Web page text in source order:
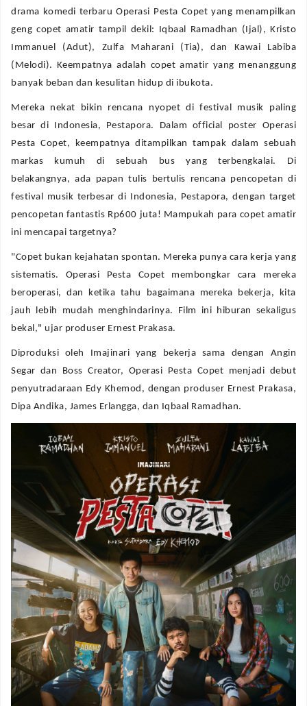
drama komedi terbaru Operasi Pesta Copet yang menampilkan
geng copet amatir tampil dekil: Iqbaal Ramadhan (Ijal), Kristo
Immanuel (Adut), Zulfa Maharani (Tia), dan Kawai Labiba
(Melodi). Keempatnya adalah copet amatir yang menanggung
banyak beban dan kesulitan hidup di ibukota.
Mereka nekat bikin rencana nyopet di festival musik paling
besar di Indonesia, Pestapora. Dalam official poster Operasi
Pesta Copet, keempatnya ditampilkan tampak dalam sebuah
markas kumuh di sebuah bus yang terbengkalai. Di
belakangnya, ada papan tulis bertulis rencana pencopetan di
festival musik terbesar di Indonesia, Pestapora, dengan target
pencopetan fantastis Rp600 juta! Mampukah para copet amatir
ini mencapai targetnya?
"Copet bukan kejahatan spontan. Mereka punya cara kerja yang
sistematis. Operasi Pesta Copet membongkar cara mereka
beroperasi, dan ketika tahu bagaimana mereka bekerja, kita
jauh lebih mudah menghindarinya. Film ini hiburan sekaligus
bekal," ujar produser Ernest Prakasa.
Diproduksi oleh Imajinari yang bekerja sama dengan Angin
Segar dan Boss Creator, Operasi Pesta Copet menjadi debut
penyutradaraan Edy Khemod, dengan produser Ernest Prakasa,
Dipa Andika, James Erlangga, dan Iqbaal Ramadhan.